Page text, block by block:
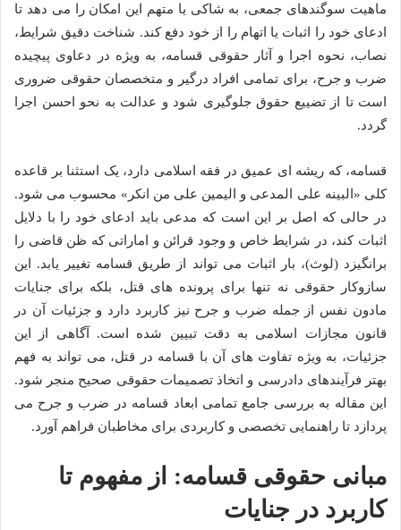
ماهیت سوگندهای جمعی، به شاکی یا متهم این امکان را می دهد تا
ادعای خود را اثبات یا اتهام را از خود دفع کند. شناخت دقیق شرایط،
نصاب، نحوه اجرا و آثار حقوقی قسامه، به ویژه در دعاوی پیچیده
ضرب و جرح، برای تمامی افراد درگیر و متخصصان حقوقی ضروری
است تا از تضییع حقوق جلوگیری شود و عدالت به نحو احسن اجرا
گردد.
قسامه، که ریشه ای عمیق در فقه اسلامی دارد، یک استثنا بر قاعده
کلی «البینه علی المدعی و الیمین علی من انکر» محسوب می شود.
در حالی که اصل بر این است که مدعی باید ادعای خود را با دلایل
اثبات کند، در شرایط خاص و وجود قرائن و اماراتی که ظن قاضی را
برانگیزد (لوث)، بار اثبات می تواند از طریق قسامه تغییر یابد. این
سازوکار حقوقی نه تنها برای پرونده های قتل، بلکه برای جنایات
مادون نفس از جمله ضرب و جرح نیز کاربرد دارد و جزئیات آن در
قانون مجازات اسلامی به دقت تبیین شده است. آگاهی از این
جزئیات، به ویژه تفاوت های آن با قسامه در قتل، می تواند به فهم
بهتر فرآیندهای دادرسی و اتخاذ تصمیمات حقوقی صحیح منجر شود.
این مقاله به بررسی جامع تمامی ابعاد قسامه در ضرب و جرح می
پردازد تا راهنمایی تخصصی و کاربردی برای مخاطبان فراهم آورد.
مبانی حقوقی قسامه: از مفهوم تا
کاربرد در جنایات